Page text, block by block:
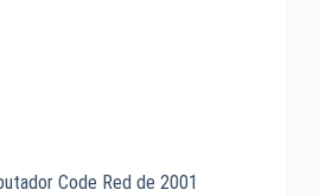
Code Red de 2001